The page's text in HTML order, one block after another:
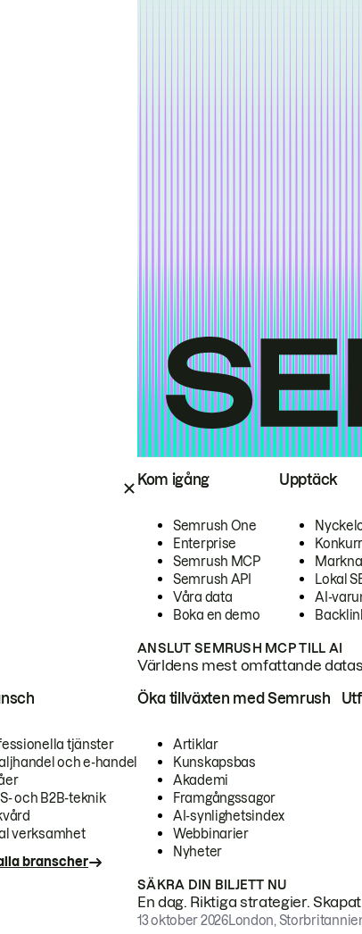
Kom igång
Semrush One
Enterprise
Semrush MCP
Semrush API
Våra data
Boka en demo
Upptäck
Lokal
AI-
ANSLUT SEMRUSH MCP TILL AI
Världens mest omfattande
tjänster
och e-handel
och B2B-teknik
verksamhet
branscher
Öka tillväxten med Semrush
Artiklar
Kunskapsbas
Akademi
Framgångssagor
AI-synlighetsindex
Webbinarier
Nyheter
SÄKRA DIN BILJETT NU
En dag. Riktiga strategier.
13 oktober 2026London,